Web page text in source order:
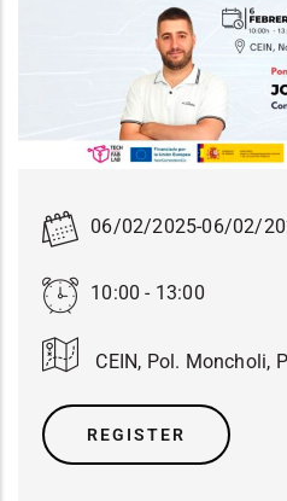
06/02/2025-06/02/
10:00 - 13:00
CEIN, Pol. Moncholi,
REGISTER